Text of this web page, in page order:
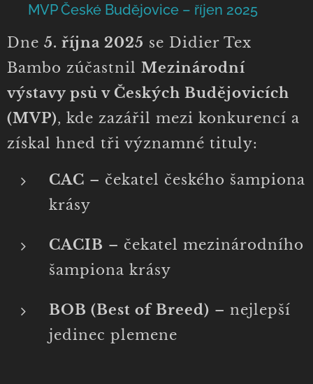
🏆 MVP České Budějovice – říjen 2025
Dne 5. října 2025 se Didier Tex
Bambo zúčastnil Mezinárodní
výstavy psů v Českých Budějovicích
(MVP), kde zazářil mezi konkurencí a
získal hned tři významné tituly:
CAC – čekatel českého šampiona
krásy
CACIB – čekatel mezinárodního
šampiona krásy
BOB (Best of Breed) – nejlepší
jedinec plemene